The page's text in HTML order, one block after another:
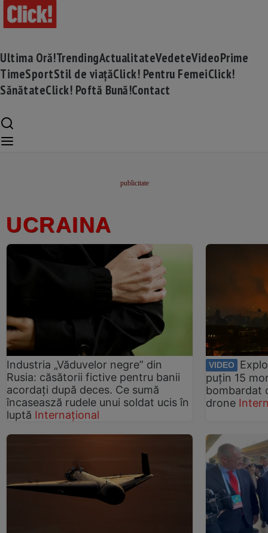
Ultima Oră!TrendingActualitateVedeteVideoPrime
TimeSportStil de viațăClick! Pentru FemeiClick!
SănătateClick! Poftă Bună!Contact
UCRAINA
Industria „Văduvelor negre” din
Rusia: căsătorii fictive pentru banii
acordați după deces. Ce sumă
încaseasză rudele unui soldat ucis în
luptă Internațional
VIDEO
puțin 15
bombardat
drone